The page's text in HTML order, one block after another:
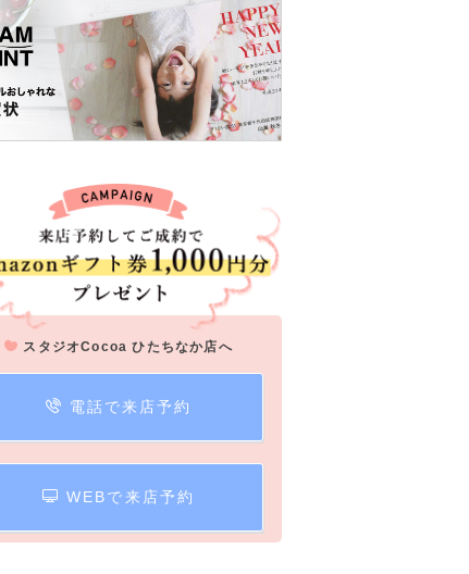
スタジオCocoa ひたちなか店へ
電話で来店予約
WEBで来店予約